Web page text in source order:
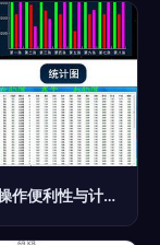
智能工厂的神经中枢 SCADA系统如何重塑操作便利性与计算机服务体系